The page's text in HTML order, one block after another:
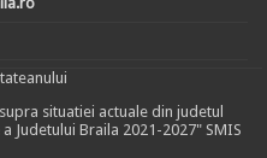
situatiei actuale din judetul
Judetului Braila 2021-2027" SMIS